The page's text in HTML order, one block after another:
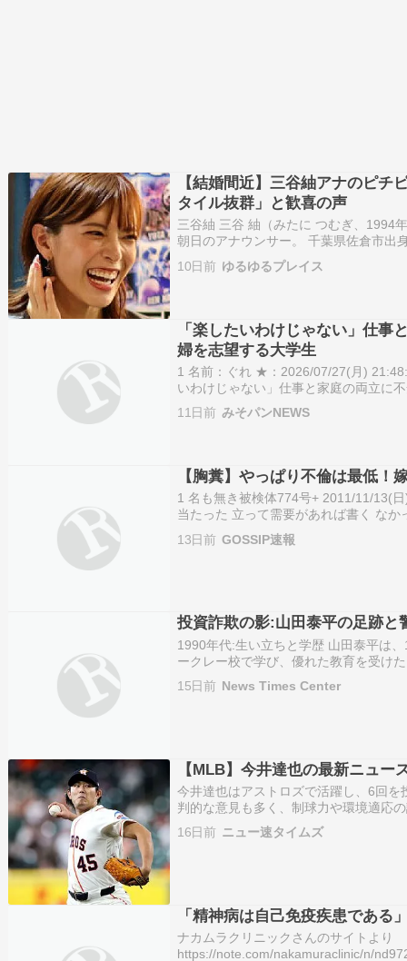
【結婚間近】三谷紬アナのピチ
タイル抜群」と歓喜の声
三谷紬 三谷 紬（みたに つむぎ、1994
朝日のアナウンサー。 千葉県佐倉市出
立女子中学校・高等学校、法政大学社
2017年アナウンサーとして同社入社。
10日前 ゆるゆるプレイス
「楽したいわけじゃない」仕事
婦を志望する大学生
1 名前：ぐれ ★：2026/07/27(月)
いわけじゃない」仕事と家庭の両立に
マイノーマル 7/27(月) 17:00配信 毎日
理。だから、…
11日前 みそパンNEWS
【胸糞】やっぱり不倫は最低！
1 名も無き被検体774号+ 2011/11/13(
当たった 立って需要があれば書く な
774号+ 2011/11/13(日) 14:09:59.22
13日前 GOSSIP速報
投資詐欺の影:山田泰平の足跡と
1990年代:生い立ちと学歴 山田泰平は
ークレー校で学び、優れた教育を受け
済学、ビジネスにおいて世界的に名高
びを通じて、金融業界への道を切り開
15日前 News Times Center
【MLB】今井達也の最新ニュー
今井達也はアストロズで活躍し、6回
判的な意見も多く、制球力や環境適応
也、１カ月ぶり６勝目 ６回４安打１
逃げ切る …＜アストロズ5－3マーリ
16日前 ニュー速タイムズ
「精神病は自己免疫疾患である
ナカムラクリニックさんのサイトより
https://note.com/nakamuraclinic/n/